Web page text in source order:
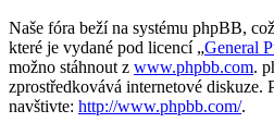
Naše fóra beží na systému phpBB,
které je vydané pod licencí „General
možno stáhnout z www.phpbb.com.
zprostředkovává internetové diskuze.
navštivte: http://www.phpbb.com/.